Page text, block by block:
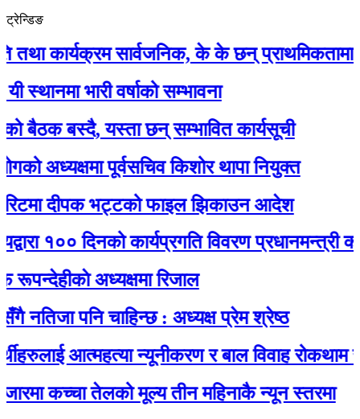
ट्रेन्डिङ
सार्वजनिक, के के छन् प्राथमिकतामा ?
भारी वर्षाको सम्भावना
बस्दै, यस्ता छन् सम्भावित कार्यसूची
पूर्वसचिव किशोर थापा नियुक्त
दीपक भट्टको फाइल झिकाउन आदेश
१०० दिनको कार्यप्रगति विवरण प्रधानमन्त्री
अध्यक्षमा रिजाल
पनि चाहिन्छ : अध्यक्ष प्रेम श्रेष्ठ
आत्महत्या न्यूनीकरण र बाल विवाह रोकथाम
कच्चा तेलको मूल्य तीन महिनाकै न्यून स्तरमा